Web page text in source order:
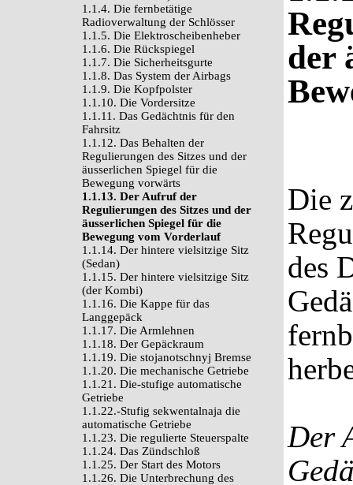
1.1.4. Die fernbetätige
Radioverwaltung der Schlösser
1.1.5. Die Elektroscheibenheber
1.1.6. Die Rückspiegel
1.1.7. Die Sicherheitsgurte
1.1.8. Das System der Airbags
1.1.9. Die Kopfpolster
1.1.10. Die Vordersitze
1.1.11. Das Gedächtnis für den
Fahrsitz
1.1.12. Das Behalten der
Regulierungen des Sitzes und der
äusserlichen Spiegel für die
Bewegung vorwärts
1.1.13. Der Aufruf der
Regulierungen des Sitzes und der
äusserlichen Spiegel für die
Bewegung vom Vorderlauf
1.1.14. Der hintere vielsitzige Sitz
(Sedan)
1.1.15. Der hintere vielsitzige Sitz
(der Kombi)
1.1.16. Die Kappe für das
Langgepäck
1.1.17. Die Armlehnen
1.1.18. Der Gepäckraum
1.1.19. Die stojanotschnyj Bremse
1.1.20. Die mechanische Getriebe
1.1.21. Die-stufige automatische
Getriebe
1.1.22.-Stufig sekwentalnaja die
automatische Getriebe
1.1.23. Die regulierte Steuerspalte
1.1.24. Das Zündschloß
1.1.25. Der Start des Motors
1.1.26. Die Unterbrechung des
der
Die
des
Der